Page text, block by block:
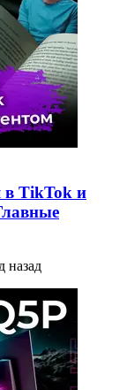
в TikTok и
назад